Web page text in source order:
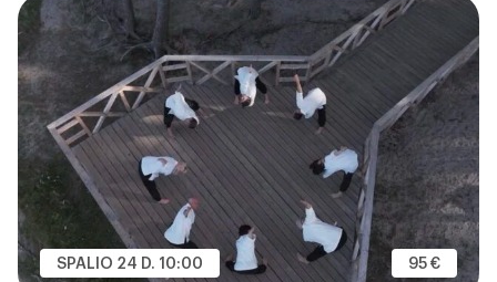
SPALIO 24 D. 10:00 95 €